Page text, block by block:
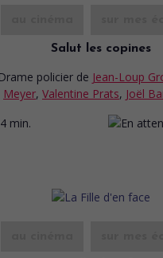
Salut les copines
policier de Jean-Loup
Meyer, Valentine Prats, Joël
min.